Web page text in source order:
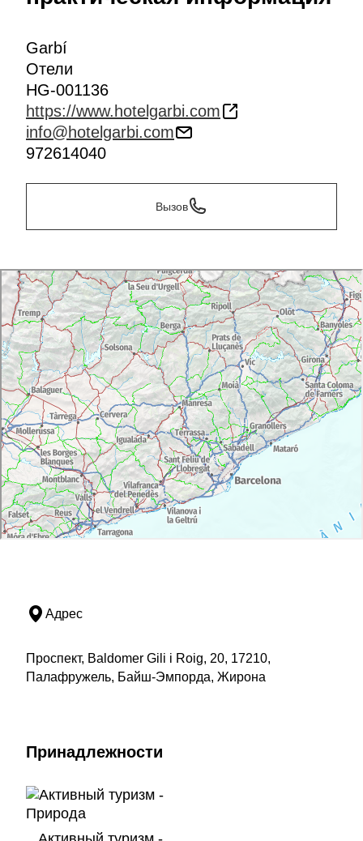
Garbí
Отели
HG-001136
https://www.hotelgarbi.com
info@hotelgarbi.com
972614040
Вызов
Адрес
Проспект, Baldomer Gili i Roig, 20, 17210,
Палафружель, Байш-Эмпорда, Жирона
Принадлежности